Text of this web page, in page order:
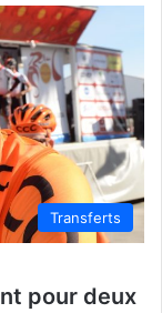
Transferts
pour deux